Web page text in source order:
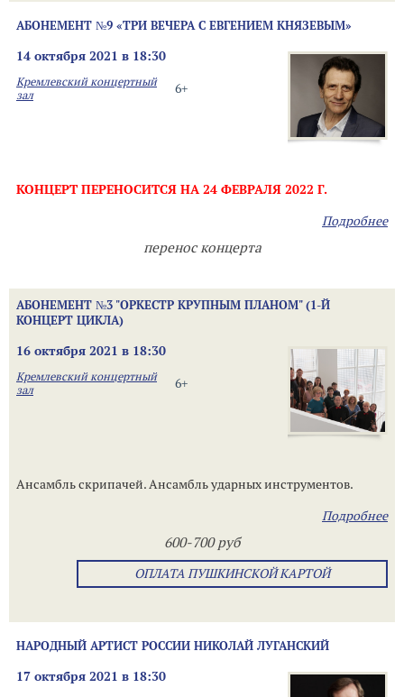
АБОНЕМЕНТ №9 «ТРИ ВЕЧЕРА С ЕВГЕНИЕМ КНЯЗЕВЫМ»
14 октября 2021 в 18:30
6+
Кремлевский концертный
зал
КОНЦЕРТ ПЕРЕНОСИТСЯ НА 24 ФЕВРАЛЯ 2022 Г.
Подробнее
перенос концерта
АБОНЕМЕНТ №3 "ОРКЕСТР КРУПНЫМ ПЛАНОМ" (1-Й
КОНЦЕРТ ЦИКЛА)
16 октября 2021 в 18:30
6+
Кремлевский концертный
зал
Ансамбль скрипачей. Ансамбль ударных инструментов.
Подробнее
600-700 руб
ОПЛАТА ПУШКИНСКОЙ КАРТОЙ
НАРОДНЫЙ АРТИСТ РОССИИ НИКОЛАЙ ЛУГАНСКИЙ
17 октября 2021 в 18:30